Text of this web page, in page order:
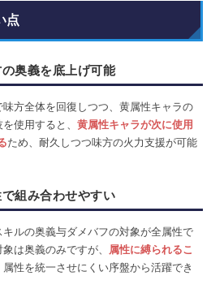
点
奥義を底上げ可能
方全体を回復しつつ、黄属性キャラの
使用すると、 黄属性キャラが次に使用
ため、耐久しつつ味方の火力支援が可能
組み合わせやすい
ルの奥義与ダメバフの対象が全属性で
は奥義のみですが、
属性に縛られるこ
属性を統一させにくい序盤から活躍でき